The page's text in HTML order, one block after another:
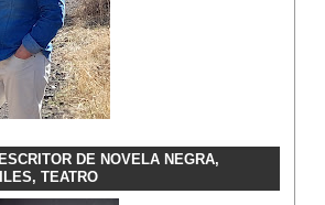
DE NOVELA NEGRA,
TEATRO